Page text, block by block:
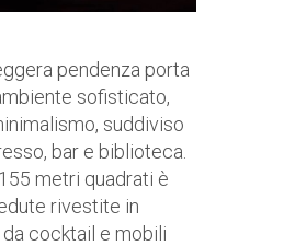
pendenza porta
sofisticato,
suddiviso
bar e biblioteca.
metri quadrati è
rivestite in
cocktail e mobili